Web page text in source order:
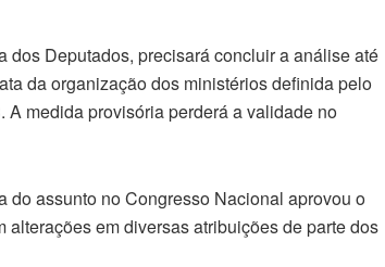
Deputados, precisará concluir a análise até
da organização dos ministérios definida pelo
medida provisória perderá a validade no
do assunto no Congresso Nacional aprovou o
em diversas atribuições de parte dos